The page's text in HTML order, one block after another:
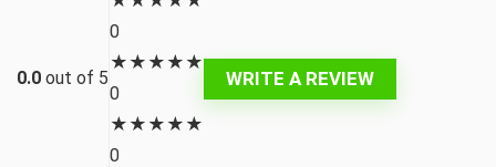
0.0 out of 5
0
★ ★ ★ ★ ★
0
★ ★ ★ ★ ★
0
WRITE A REVIEW